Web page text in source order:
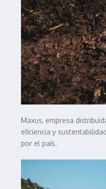
Maxus, empresa
eficiencia y
por el país.